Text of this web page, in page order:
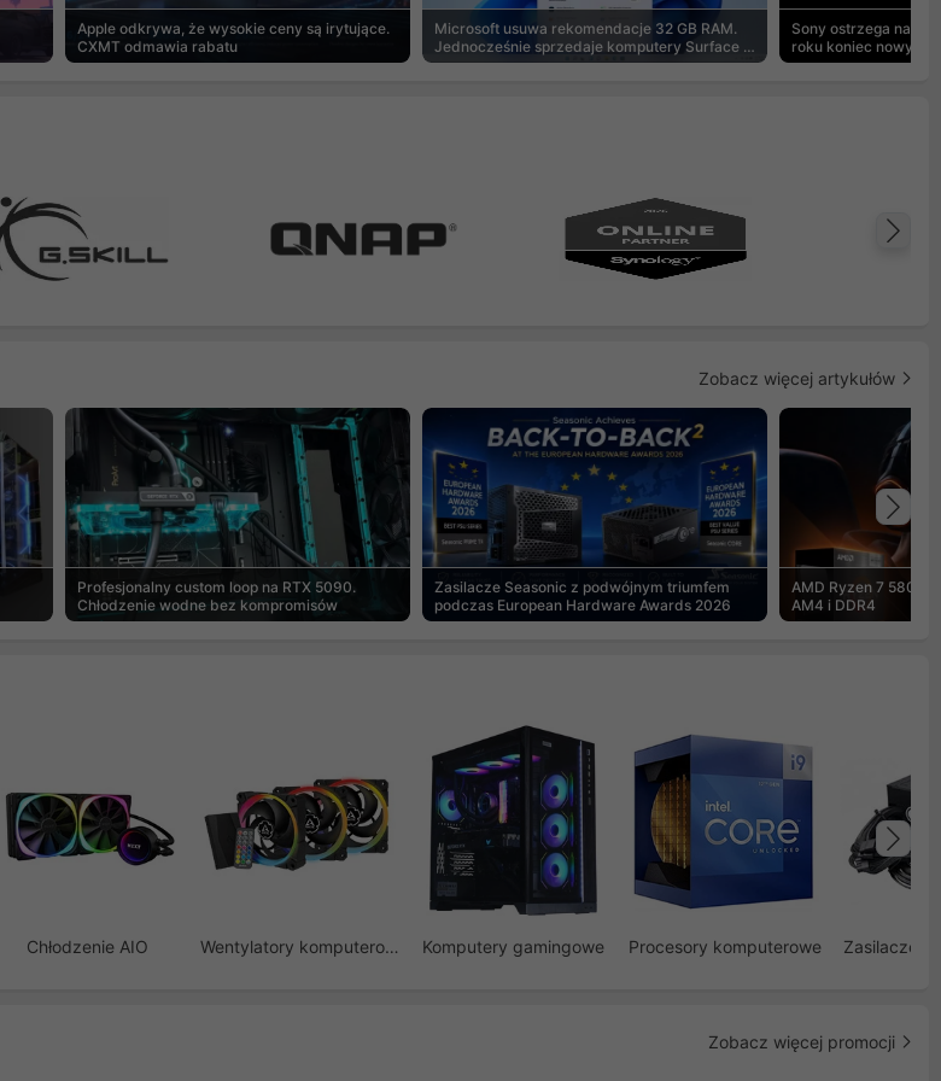
Apple odkrywa, że wysokie ceny są irytujące.
CXMT odmawia rabatu
Microsoft usuwa rekomendacje 32 GB RAM.
Jednocześnie sprzedaje komputery Surface z
8 GB
Sony ostrzega na
roku koniec nowych
Zobacz więcej artykułów
Profesjonalny custom loop na RTX 5090.
Chłodzenie wodne bez kompromisów
Zasilacze Seasonic z podwójnym triumfem
podczas European Hardware Awards 2026
AMD Ryzen 7
AM4 i DDR4
Chłodzenie AIO Wentylatory komputerowe Komputery gamingowe Procesory komputerowe Zasilacze
Zobacz więcej promocji